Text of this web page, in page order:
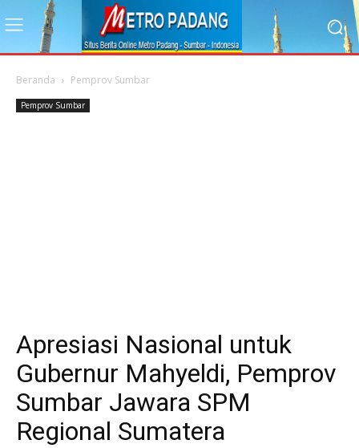
Beranda Pemprov Sumbar
Pemprov Sumbar
Apresiasi Nasional untuk
Gubernur Mahyeldi, Pemprov
Sumbar Jawara SPM
Regional Sumatera